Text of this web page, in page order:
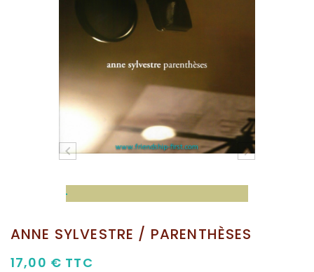
 
ANNE SYLVESTRE / PARENTHÈSES
17,00 € TTC